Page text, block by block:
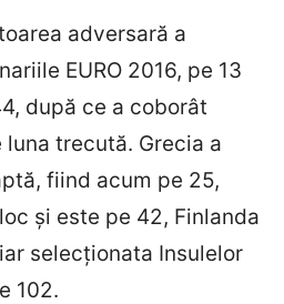
adversară a
EURO 2016, pe 13
după ce a coborât
trecută. Grecia a
fiind acum pe 25,
și este pe 42, Finlanda
selecționata Insulelor
102.